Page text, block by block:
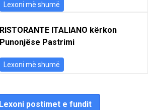
Lexoni më shumë
RISTORANTE ITALIANO kërkon
Punonjëse Pastrimi
Lexoni më shumë
Lexoni postimet e fundit